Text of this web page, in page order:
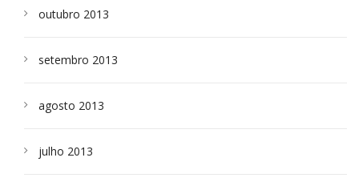
outubro 2013
setembro 2013
agosto 2013
julho 2013